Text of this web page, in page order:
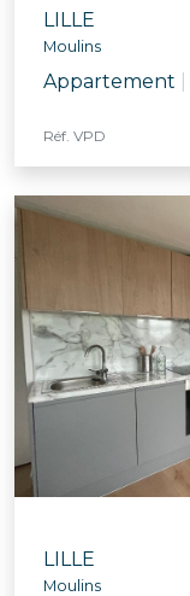
LILLE
Moulins
Appartement
Réf. VPD
LILLE
Moulins